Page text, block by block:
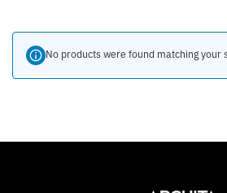
No products were found matching your